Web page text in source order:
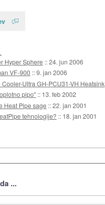
Hyper Sphere ::24. jun 2006
VF-900 ::9. jan 2006
Ultra GH-PCU31-VH Heatsink
pipo" :: 13. feb 2002
Heat Pipe sage ::22. jan 2001
tehnologije? :: 18. jan 2001
...